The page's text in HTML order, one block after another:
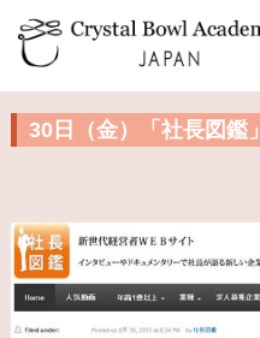
30日（金）「社長図鑑